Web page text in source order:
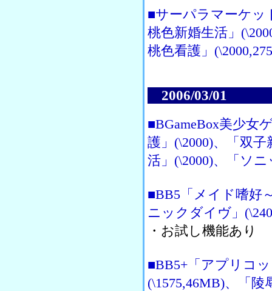
■サーパラマーケッ
桃色新婚生活」
桃色看護」
2006/03/01
■BGameBox美少女
護」(\2000)、「双
活」(\2000)、「ソ
■BB5「メイド嗜好
ニックダイヴ」
・お試し機能あり
■BB5+「アプリコ
(\1575,46MB)、「陵